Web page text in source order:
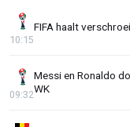
FIFA haalt
10:15
Messi en Ronaldo
WK
09:32